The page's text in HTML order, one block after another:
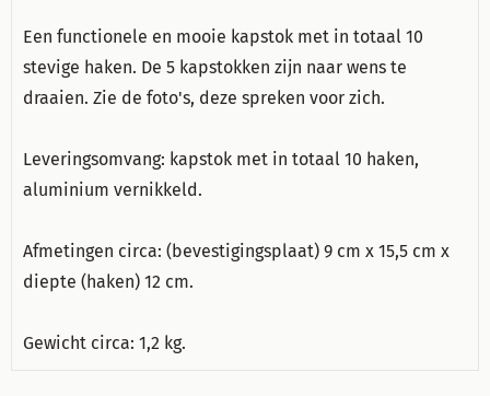
Een functionele en mooie kapstok met in totaal 10
stevige haken. De 5 kapstokken zijn naar wens te
draaien. Zie de foto's, deze spreken voor zich.
Leveringsomvang: kapstok met in totaal 10 haken,
aluminium vernikkeld.
Afmetingen circa: (bevestigingsplaat) 9 cm x 15,5 cm x
diepte (haken) 12 cm.
Gewicht circa: 1,2 kg.